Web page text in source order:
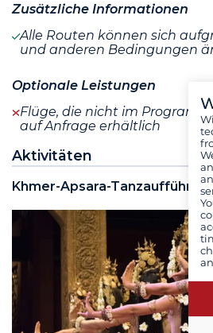
Zusätzliche Informationen
Alle Routen können sich
und anderen Bedingungen
Optionale Leistungen
Flüge, die nicht im
auf Anfrage erhältlich
Aktivitäten
Khmer-Apsara-